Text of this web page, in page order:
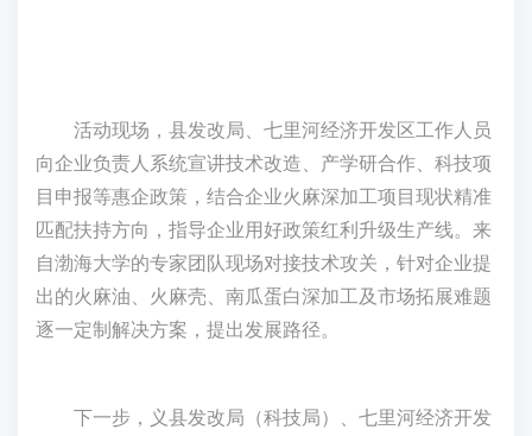
活动现场，县发改局、七里河经济开发区工作人员
向企业负责人系统宣讲技术改造、产学研合作、科技项
目申报等惠企政策，结合企业火麻深加工项目现状精准
匹配扶持方向，指导企业用好政策红利升级生产线。来
自渤海大学的专家团队现场对接技术攻关，针对企业提
出的火麻油、
火麻壳 、南瓜蛋白深加工及市场拓展难题
逐一定制解决方案，提出发展路径。
下一步，义县发改局（科技局）、七里河经济开发